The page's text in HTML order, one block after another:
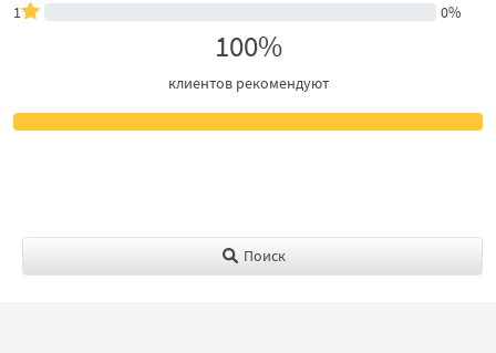
1
0%
100%
клиентов рекомендуют
Поиск